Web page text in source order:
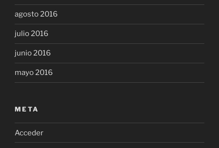
agosto 2016
julio 2016
junio 2016
mayo 2016
META
Acceder